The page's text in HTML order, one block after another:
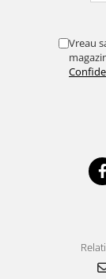
Vreau